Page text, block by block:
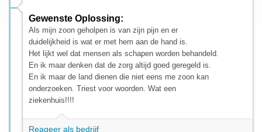
Gewenste Oplossing:
Als mijn zoon geholpen is van zijn pijn en er
duidelijkheid is wat er met hem aan de hand is.
Het lijkt wel dat mensen als schapen worden behandeld.
En ik maar denken dat de zorg altijd goed geregeld is.
En ik maar de land dienen die niet eens me zoon kan
onderzoeken. Triest voor woorden. Wat een
ziekenhuis!!!!
Reageer als bedrijf